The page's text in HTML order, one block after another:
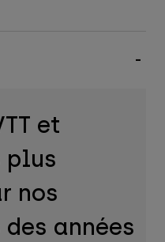
et
plus
nos
années